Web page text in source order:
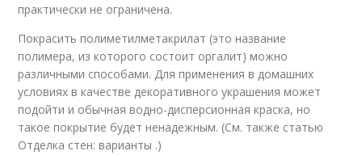
практически не ограничена.
Покрасить полиметилметакрилат (это название
полимера, из которого состоит оргалит) можно
различными способами. Для применения в домашних
условиях в качестве декоративного украшения может
подойти и обычная водно-дисперсионная краска, но
такое покрытие будет ненадежным. (См. также статью
Отделка стен: варианты .)